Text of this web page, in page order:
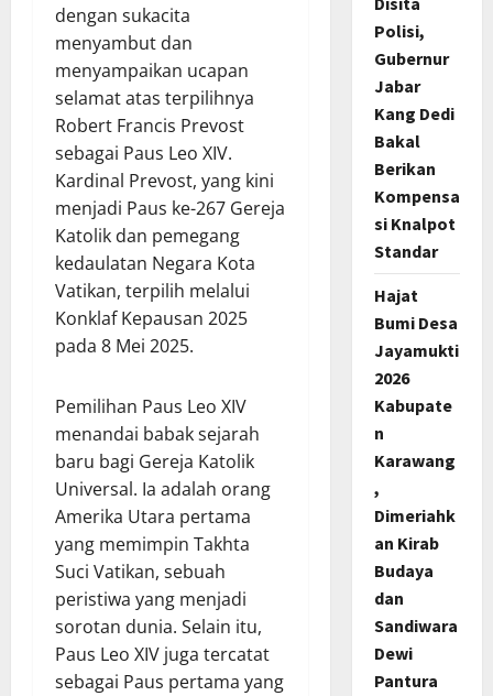
dengan sukacita
menyambut dan
menyampaikan ucapan
selamat atas terpilihnya
Robert Francis Prevost
sebagai Paus Leo XIV.
Kardinal Prevost, yang kini
menjadi Paus ke-267 Gereja
Katolik dan pemegang
kedaulatan Negara Kota
Vatikan, terpilih melalui
Konklaf Kepausan 2025
pada 8 Mei 2025.
Pemilihan Paus Leo XIV
menandai babak sejarah
baru bagi Gereja Katolik
Universal. Ia adalah orang
Amerika Utara pertama
yang memimpin Takhta
Suci Vatikan, sebuah
peristiwa yang menjadi
sorotan dunia. Selain itu,
Paus Leo XIV juga tercatat
sebagai Paus pertama yang
Polisi,
Gubernur
Jabar
Kang Dedi
Bakal
Berikan
Kompensa
si Knalpot
Standar
Hajat
Bumi Desa
Jayamukti
2026
Kabupate
n
Karawang
,
Dimeriahk
an Kirab
Budaya
dan
Sandiwara
Dewi
Pantura